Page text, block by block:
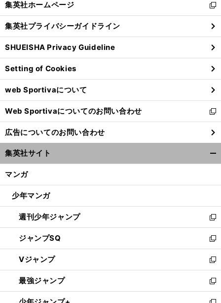
閉
る
集英社ホームページ
新
し
い
ウ
ィ
ン
ド
ウ
で
開
く
集英社プライバシーガイドライン
SHUEISHA Privacy Guideline
Setting of Cookies
web Sportivaについて
Web Sportivaについてのお問い合わせ
新
し
い
ウ
ィ
ン
ウ
開
く
広告についてのお問い合わせ
集英社サイト
マンガ
少年マンガ
週刊少年ジャンプ
新
し
い
ウ
ィ
ン
ド
ウ
ジャンプSQ
新
し
い
ウ
ィ
ン
Vジャンプ
新
し
い
ウ
最強ジャンプ
新
し